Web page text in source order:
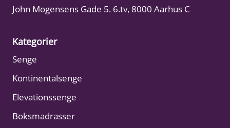
John Mogensens Gade 5. 6.tv, 8000 Aarhus C
Kategorier
Senge
Kontinentalsenge
Elevationssenge
Boksmadrasser